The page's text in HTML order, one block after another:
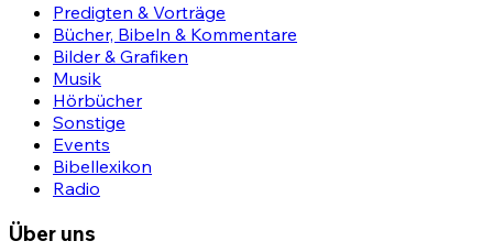
Predigten & Vorträge
Bücher, Bibeln & Kommentare
Bilder & Grafiken
Musik
Hörbücher
Sonstige
Events
Bibellexikon
Radio
Über uns